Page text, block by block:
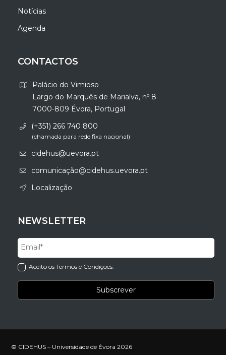
Notícias
Agenda
CONTACTOS
Palácio do Vimioso
Largo do Marquês de Marialva, nº 8
7000-809 Évora, Portugal
(+351) 266 740 800
(chamada para rede fixa nacional)
cidehus@uevora.pt
comunicação@cidehus.uevora.pt
Localização
NEWSLETTER
Aceito os Termos e Condições.
© CIDEHUS – Universidade de Évora 2026